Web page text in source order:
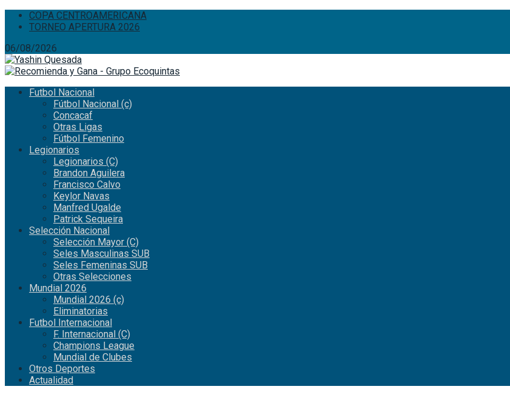
COPA CENTROAMERICANA
TORNEO APERTURA 2026
06/08/2026
Futbol Nacional
Fútbol Nacional (c)
Concacaf
Otras Ligas
Fútbol Femenino
Legionarios
Legionarios (C)
Brandon Aguilera
Francisco Calvo
Keylor Navas
Manfred Ugalde
Patrick Sequeira
Selección Nacional
Selección Mayor (C)
Seles Masculinas SUB
Seles Femeninas SUB
Otras Selecciones
Mundial 2026
Mundial 2026 (c)
Eliminatorias
Futbol Internacional
F. Internacional (C)
Champions League
Mundial de Clubes
Otros Deportes
Actualidad